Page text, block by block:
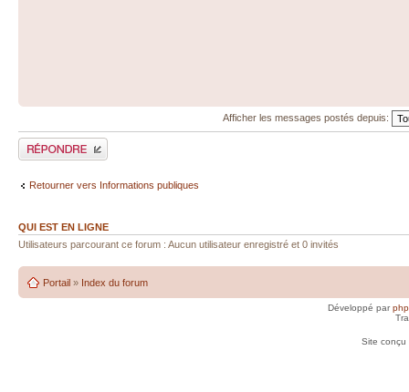
Afficher les messages postés depuis:
Répondre
Retourner vers Informations publiques
QUI EST EN LIGNE
Utilisateurs parcourant ce forum : Aucun utilisateur enregistré et 0 invités
Portail » Index du forum
Développé par
Site conçu